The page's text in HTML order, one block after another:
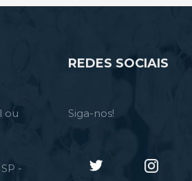
ou
-
REDES SOCIAIS
Siga-nos!